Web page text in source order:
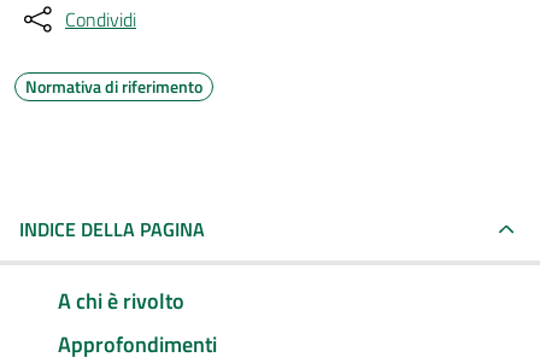
Condividi
Normativa di riferimento
INDICE DELLA PAGINA
A chi è rivolto
Approfondimenti